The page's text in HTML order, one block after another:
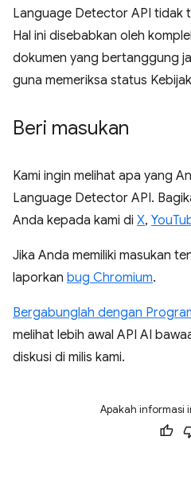
Language Detector API tidak
Hal ini disebabkan oleh
dokumen yang bertanggung
guna memeriksa status
Beri masukan
Kami ingin melihat apa yang
Language Detector API.
Anda kepada kami di X,
Jika Anda memiliki masukan
laporkan bug Chromium.
Bergabunglah dengan
melihat lebih awal API AI
diskusi di milis kami.
Apakah informasi